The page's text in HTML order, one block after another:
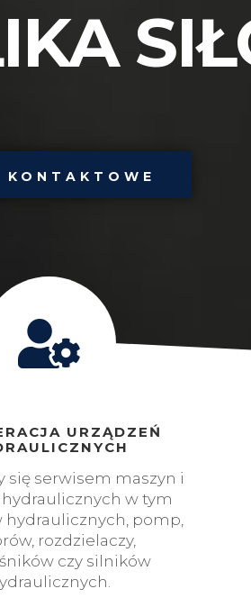
KONTAKTOWE
URZĄDZEŃ
się serwisem maszyn i
w tym
hydraulicznych, pomp,
rozdzielaczy,
czy silników